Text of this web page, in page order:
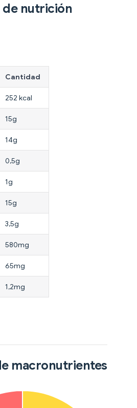
de nutrición
Cantidad
252 kcal
15g
14g
0,5g
1g
15g
3,5g
580mg
65mg
1,2mg
macronutrientes